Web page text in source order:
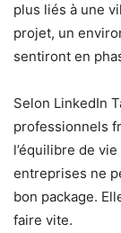
plus liés à une
projet, un
sentiront en
Selon LinkedIn
professionnels
l’équilibre de
entreprises ne
bon package.
faire vite.